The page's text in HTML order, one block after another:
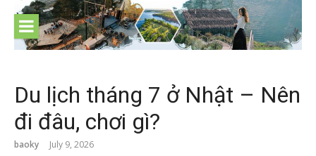
content
Du lịch tháng 7 ở Nhật – Nên
đi đâu, chơi gì?
baoky July 9, 2026